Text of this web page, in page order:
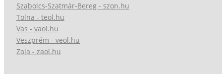
Szabolcs-Szatmár-Bereg - szon.hu
Tolna - teol.hu
Vas - vaol.hu
Veszprém - veol.hu
Zala - zaol.hu